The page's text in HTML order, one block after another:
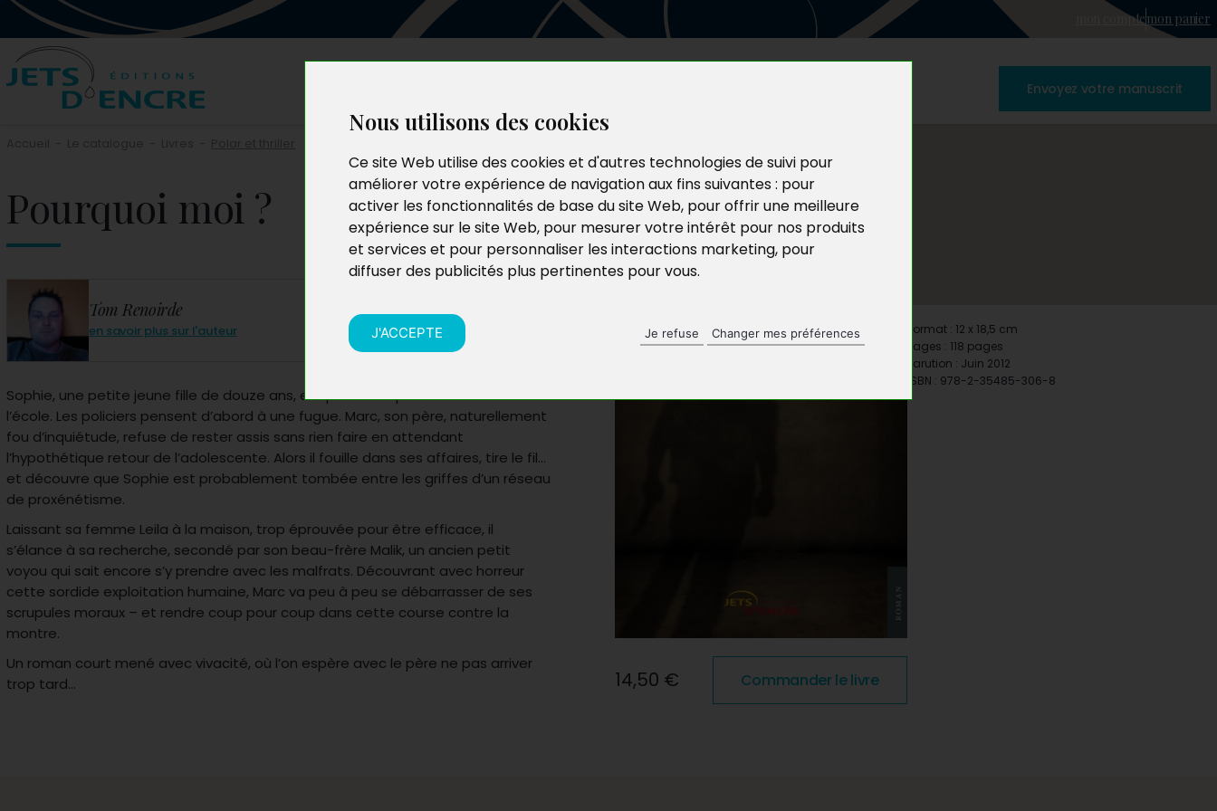
Nous utilisons des cookies
Ce site Web utilise des cookies et d'autres technologies de suivi pour
améliorer votre expérience de navigation aux fins suivantes : pour
activer les fonctionnalités de base du site Web, pour offrir une meilleure
expérience sur le site Web, pour mesurer votre intérêt pour nos produits
et services et pour personnaliser les interactions marketing, pour
diffuser des publicités plus pertinentes pour vous.
J'ACCEPTE Je refuse Changer mes préférences
mon comptemon panier
Envoyez votre manuscrit
Pourquoi moi ?
Tom Renoirde
en savoir plus sur l'auteur
Sophie, une petite jeune fille de douze ans, est portée disparue à la sortie de
l’école. Les policiers pensent d’abord à une fugue. Marc, son père, naturellement
fou d’inquiétude, refuse de rester assis sans rien faire en attendant
l’hypothétique retour de l’adolescente. Alors il fouille dans ses affaires, tire le fil…
et découvre que Sophie est probablement tombée entre les griffes d’un réseau
de proxénétisme.
Laissant sa femme Leila à la maison, trop éprouvée pour être efficace, il
s’élance à sa recherche, secondé par son beau-frère Malik, un ancien petit
voyou qui sait encore s’y prendre avec les malfrats. Découvrant avec horreur
cette sordide exploitation humaine, Marc va peu à peu se débarrasser de ses
scrupules moraux – et rendre coup pour coup dans cette course contre la
montre.
Un roman court mené avec vivacité, où l’on espère avec le père ne pas arriver
trop tard…
14,50 € Commander le livre
Format : 12 x 18,5 cm
Pages : 118 pages
Parution : Juin 2012
ISBN : 978-2-35485-306-8